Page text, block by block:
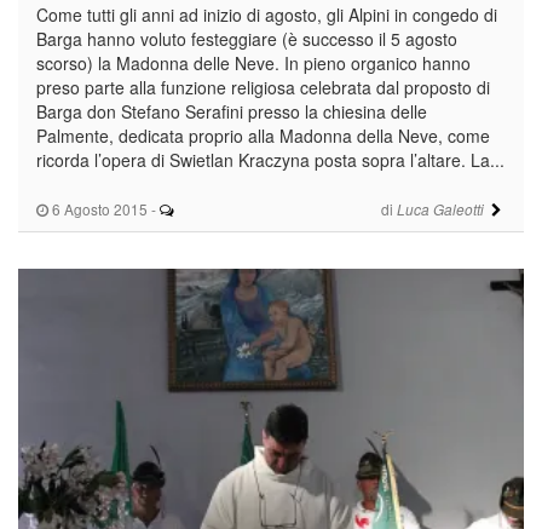
6 Agosto 2015 - di Luca Galeotti
Come tutti gli anni ad inizio di agosto, gli Alpini in congedo di
Barga hanno voluto festeggiare (è successo il 5 agosto
scorso) la Madonna delle Neve. In pieno organico hanno
preso parte alla funzione religiosa celebrata dal proposto di
Barga don Stefano Serafini presso la chiesina delle
Palmente, dedicata proprio alla Madonna della Neve, come
ricorda l’opera di Swietlan Kraczyna posta sopra l’altare. La...